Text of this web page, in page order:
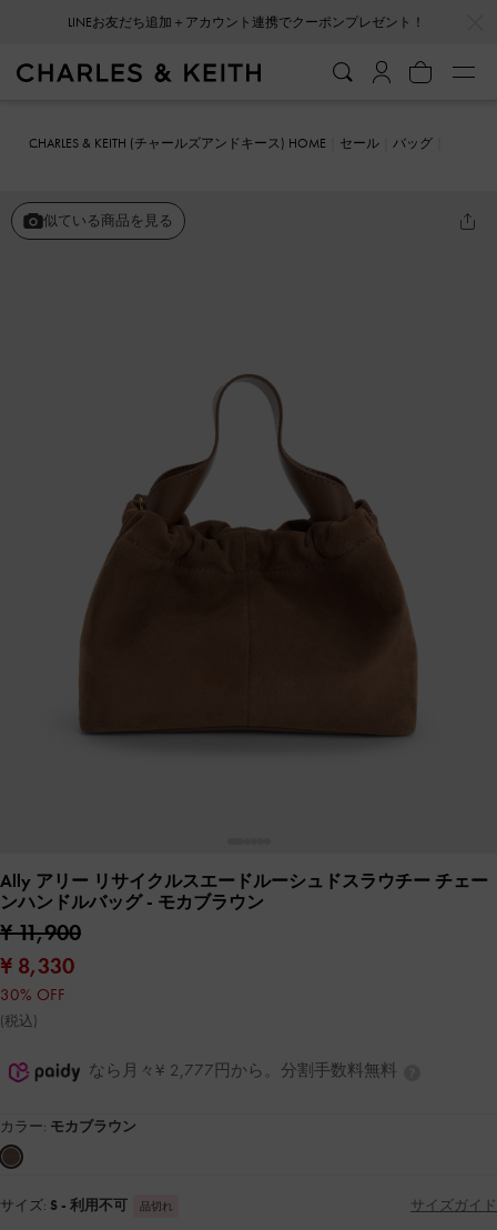
LINEお友だち追加＋アカウント連携でクーポンプレゼント！
CHARLES & KEITH (チャールズアンドキース) HOME セール
バッグ
似ている商品を見る
Ally アリー リサイクルスエードルーシュドスラウチー チェー
ンハンドルバッグ- モカブラウン
¥ 11,900
¥ 8,330
30% OFF
(税込)
なら月々¥ 2,777円から。分割手数料無料
カラー: モカブラウン
サイズ: S - 利用不可 品切れ サイズガイド